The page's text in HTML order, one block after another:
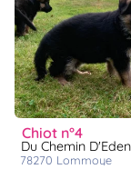
..
Assurances
Connexion
chiot n°4
Du Chemin D'Eden
78270 lommoye